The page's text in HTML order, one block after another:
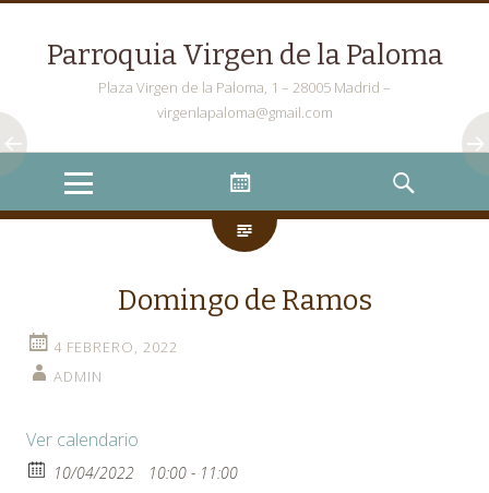
Parroquia Virgen de la Paloma
Plaza Virgen de la Paloma, 1 – 28005 Madrid –
virgenlapaloma@gmail.com
Menu
Widgets
Search
Domingo de Ramos
4 FEBRERO, 2022
ADMIN
Ver calendario
10/04/2022 10:00 - 11:00